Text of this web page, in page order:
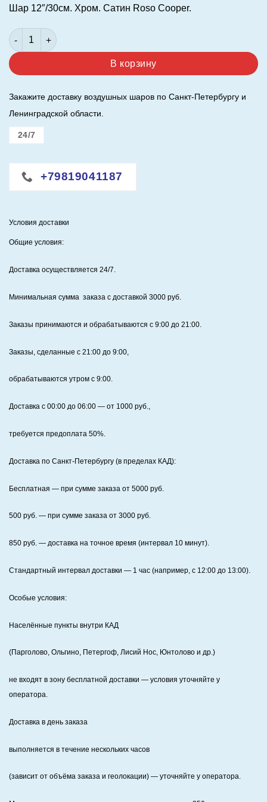
Шар 12″/30см. Хром. Сатин Roso Cooper.
Количество товара Шар 12"/30см. Хром. Сатин Roso Cooper.
В корзину
Закажите доставку воздушных шаров по Санкт-Петербургу и
Ленинградской области.
24/7
+79819041187
Условия доставки
Общие условия:
Доставка осуществляется 24/7.
Минимальная сумма заказа с доставкой 3000 руб.
Заказы принимаются и обрабатываются с 9:00 до 21:00.
Заказы, сделанные с 21:00 до 9:00,
обрабатываются утром с 9:00.
Доставка с 00:00 до 06:00 — от 1000 руб.,
требуется предоплата 50%.
Доставка по Санкт‑Петербургу (в пределах КАД):
Бесплатная — при сумме заказа от 5000 руб.
500 руб. — при сумме заказа от 3000 руб.
850 руб. — доставка на точное время (интервал 10 минут).
Стандартный интервал доставки — 1 час (например, с 12:00 до 13:00).
Особые условия:
Населённые пункты внутри КАД
(Парголово, Ольгино, Петергоф, Лисий Нос, Юнтолово и др.)
не входят в зону бесплатной доставки — условия уточняйте у
оператора.
Доставка в день заказа
выполняется в течение нескольких часов
(зависит от объёма заказа и геолокации) — уточняйте у оператора.